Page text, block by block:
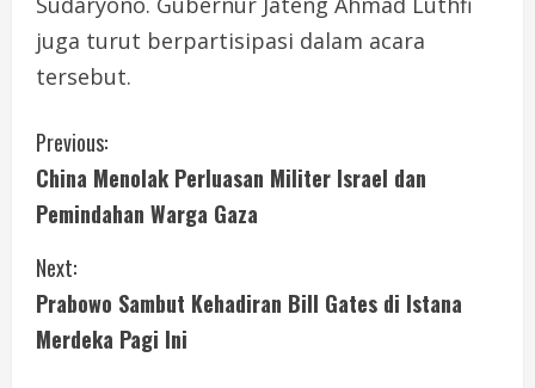
juga turut berpartisipasi dalam acara
tersebut.
C
o
n
t
i
Previous:
China Menolak Perluasan Militer Israel dan
Pemindahan Warga Gaza
Next:
Prabowo Sambut Kehadiran Bill Gates di Istana
Merdeka Pagi Ini